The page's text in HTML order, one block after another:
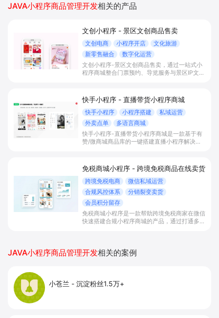
JAVA小程序商品管理开发相关的产品
文创小程序 - 景区文创商品售卖
文创电商 小程序开店
文化旅游
新零售融合
数字化运营
文创小程序-景区文创商品售卖，通过一站式小
程序商城整合门票预约、导览服务与景区IP文创
快手小程序 - 直播带货小程序商城
快手小程序 小程序搭建
私域运营
外卖点单
多语言商城
快手小程序-直播带货小程序商城是一款基于有
赞/微商城商品库的一键搭建直播小程序解决方
短下单路径、沉淀私域会员并提升转化与复购。
免税商城小程序 - 跨境免税商品在线卖货
跨境免税电商
微信私域运营
合规风控体系
分销裂变卖货
会员积分留存
免税商城小程序是一款帮助跨境免税商家在微信
快速搭建合规小程序商城的产品，通过打通多种
JAVA小程序商品管理开发相关的案例
小苍兰 - 沉淀粉丝1.5万+